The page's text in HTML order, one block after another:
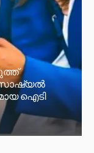
ഐടി